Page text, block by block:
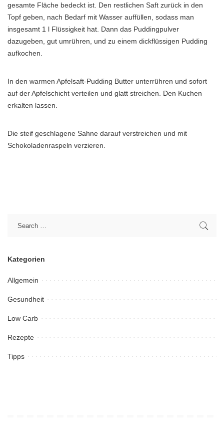
gesamte Fläche bedeckt ist. Den restlichen Saft zurück in den
Topf geben, nach Bedarf mit Wasser auffüllen, sodass man
insgesamt 1 l Flüssigkeit hat. Dann das Puddingpulver
dazugeben, gut umrühren, und zu einem dickflüssigen Pudding
aufkochen.
In den warmen Apfelsaft-Pudding Butter unterrühren und sofort
auf der Apfelschicht verteilen und glatt streichen. Den Kuchen
erkalten lassen.
Die steif geschlagene Sahne darauf verstreichen und mit
Schokoladenraspeln verzieren.
Kategorien
Allgemein
Gesundheit
Low Carb
Rezepte
Tipps